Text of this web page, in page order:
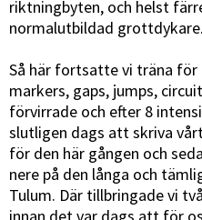
riktningbyten, och helst
normalutbildad grottdykare.
Så här fortsatte vi träna för
markers, gaps, jumps,
förvirrade och efter 8
slutligen dags att skriva
för den här gången och
nere på den långa och
Tulum. Där tillbringade vi